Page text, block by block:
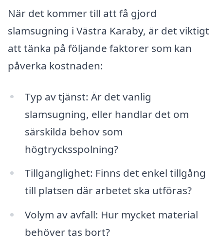
När det kommer till att få gjord
slamsugning i Västra Karaby, är det viktigt
att tänka på följande faktorer som kan
påverka kostnaden:
Typ av tjänst: Är det vanlig
slamsugning, eller handlar det om
särskilda behov som
högtrycksspolning?
Tillgänglighet: Finns det enkel tillgång
till platsen där arbetet ska utföras?
Volym av avfall: Hur mycket material
behöver tas bort?